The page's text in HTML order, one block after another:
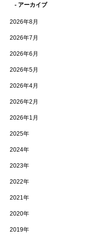
- アーカイブ
2026年8月
2026年7月
2026年6月
2026年5月
2026年4月
2026年2月
2026年1月
2025年
2024年
2023年
2022年
2021年
2020年
2019年